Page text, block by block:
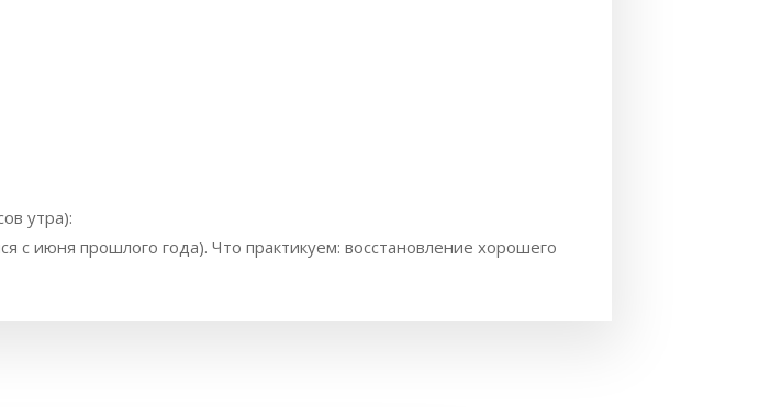
утра):
с июня прошлого года). Что практикуем: восстановление хорошего